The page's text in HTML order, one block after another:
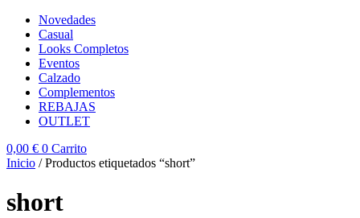
Novedades
Casual
Looks Completos
Eventos
Calzado
Complementos
REBAJAS
OUTLET
0,00 € 0 Carrito
Inicio / Productos etiquetados “short”
short